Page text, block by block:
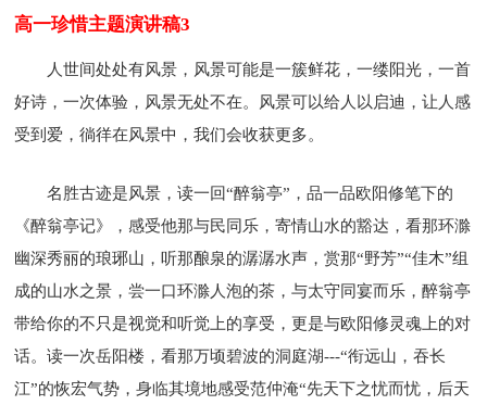
高一珍惜主题演讲稿3
人世间处处有风景，风景可能是一簇鲜花，一缕阳光，一首
好诗，一次体验，风景无处不在。风景可以给人以启迪，让人感
受到爱，徜徉在风景中，我们会收获更多。
名胜古迹是风景，读一回“醉翁亭”，品一品欧阳修笔下的
《醉翁亭记》，感受他那与民同乐，寄情山水的豁达，看那环滁
幽深秀丽的琅琊山，听那酿泉的潺潺水声，赏那“野芳”“佳木”组
成的山水之景，尝一口环滁人泡的茶，与太守同宴而乐，醉翁亭
带给你的不只是视觉和听觉上的享受，更是与欧阳修灵魂上的对
话。读一次岳阳楼，看那万顷碧波的洞庭湖---“衔远山，吞长
江”的恢宏气势，身临其境地感受范仲淹“先天下之忧而忧，后天